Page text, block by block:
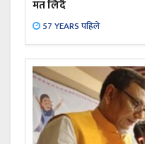
मत लिँदै
57 YEARS पहिले